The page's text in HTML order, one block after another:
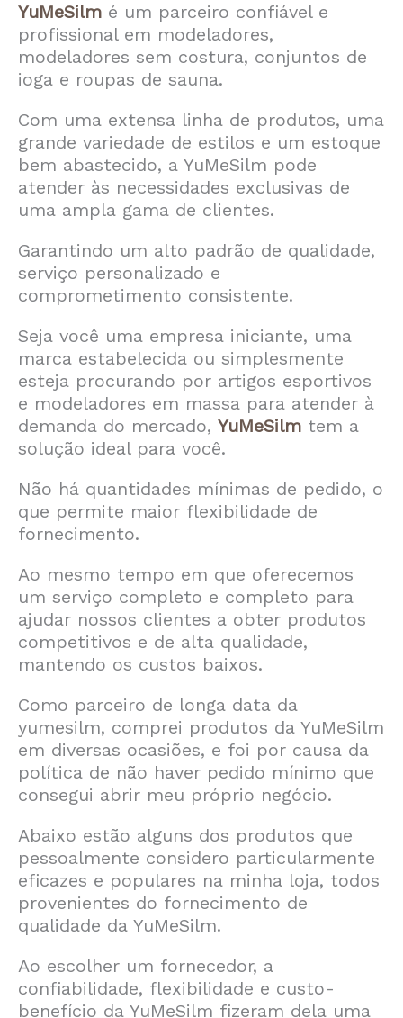
YuMeSilm é um parceiro confiável e
profissional em modeladores,
modeladores sem costura, conjuntos de
ioga e roupas de sauna.
Com uma extensa linha de produtos, uma
grande variedade de estilos e um estoque
bem abastecido, a YuMeSilm pode
atender às necessidades exclusivas de
uma ampla gama de clientes.
Garantindo um alto padrão de qualidade,
serviço personalizado e
comprometimento consistente.
Seja você uma empresa iniciante, uma
marca estabelecida ou simplesmente
esteja procurando por artigos esportivos
e modeladores em massa para atender à
demanda do mercado, YuMeSilm tem a
solução ideal para você.
Não há quantidades mínimas de pedido, o
que permite maior flexibilidade de
fornecimento.
Ao mesmo tempo em que oferecemos
um serviço completo e completo para
ajudar nossos clientes a obter produtos
competitivos e de alta qualidade,
mantendo os custos baixos.
Como parceiro de longa data da
yumesilm, comprei produtos da YuMeSilm
em diversas ocasiões, e foi por causa da
política de não haver pedido mínimo que
consegui abrir meu próprio negócio.
Abaixo estão alguns dos produtos que
pessoalmente considero particularmente
eficazes e populares na minha loja, todos
provenientes do fornecimento de
qualidade da YuMeSilm.
Ao escolher um fornecedor, a
confiabilidade, flexibilidade e custo-
benefício da YuMeSilm fizeram dela uma